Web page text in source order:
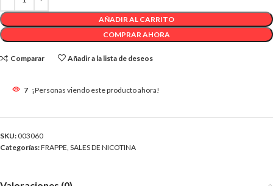
AÑADIR AL CARRITO
COMPRAR AHORA
Comparar Añadir a la lista de deseos
7 ¡Personas viendo este producto ahora!
SKU: 003060
Categorías:FRAPPE, SALES DE NICOTINA